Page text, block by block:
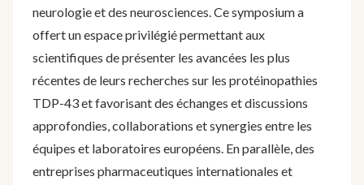
neurologie et des neurosciences. Ce symposium a
offert un espace privilégié permettant aux
scientifiques de présenter les avancées les plus
récentes de leurs recherches sur les protéinopathies
TDP-43 et favorisant des échanges et discussions
approfondies, collaborations et synergies entre les
équipes et laboratoires européens. En parallèle, des
entreprises pharmaceutiques internationales et